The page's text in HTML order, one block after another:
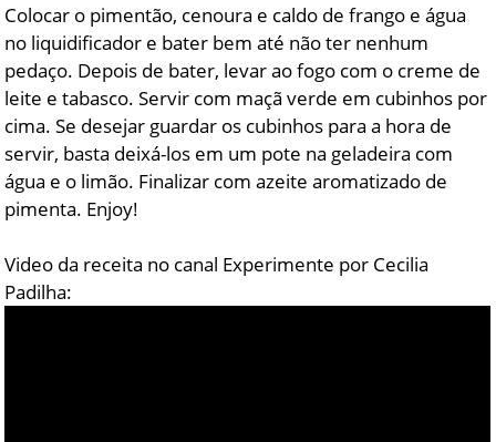
Colocar o pimentão, cenoura e caldo de frango e água
no liquidificador e bater bem até não ter nenhum
pedaço. Depois de bater, levar ao fogo com o creme de
leite e tabasco. Servir com maçã verde em cubinhos por
cima. Se desejar guardar os cubinhos para a hora de
servir, basta deixá-los em um pote na geladeira com
água e o limão. Finalizar com azeite aromatizado de
pimenta. Enjoy!
Video da receita no canal Experimente por Cecilia
Padilha: